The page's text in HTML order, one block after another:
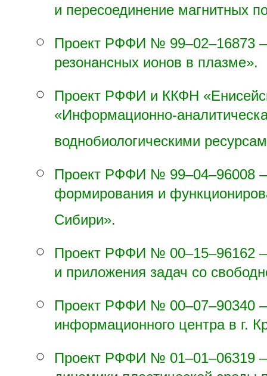
и пересоединение магнитных
Проект РФФИ № 99–02–16873
резонансных ионов в плазме».
Проект РФФИ и ККФН
«Информационно-
воднобиологическими
Проект РФФИ № 99–04–96008
формирования и
Сибири».
Проект РФФИ № 00–15–96162
и приложения задач со
Проект РФФИ № 00–07–90340
информационного центра в г.
Проект РФФИ № 01–01–06319